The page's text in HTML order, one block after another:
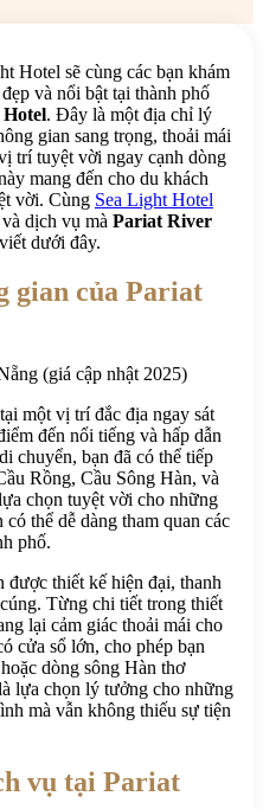
Hotel sẽ cùng các bạn khám
và nổi bật tại thành phố
. Đây là một địa chỉ lý
gian sang trọng, thoải mái
trí tuyệt vời ngay cạnh dòng
mang đến cho du khách
vời. Cùng Sea Light Hotel
dịch vụ mà Pariat River
dưới đây.
gian của Pariat
một vị trí đắc địa ngay sát
đến nổi tiếng và hấp dẫn
chuyển, bạn đã có thể tiếp
Rồng, Cầu Sông Hàn, và
chọn tuyệt vời cho những
thể dễ dàng tham quan các
phố.
được thiết kế hiện đại, thanh
Từng chi tiết trong thiết
lại cảm giác thoải mái cho
cửa sổ lớn, cho phép bạn
dòng sông Hàn thơ
lựa chọn lý tưởng cho những
mà vẫn không thiếu sự tiện
vụ tại Pariat